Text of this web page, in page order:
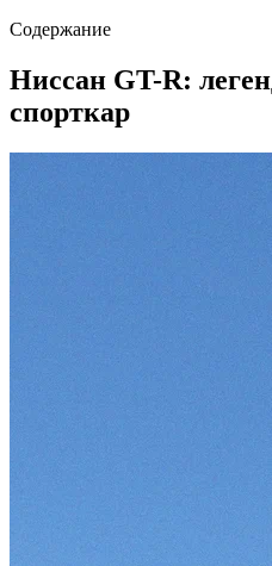
Содержание
Ниссан GT-R:
спорткар